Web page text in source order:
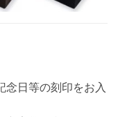
念日等の刻印をお入